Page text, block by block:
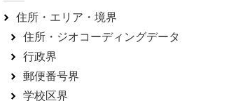
住所・エリア・境界
住所・ジオコーディングデータ
行政界
郵便番号界
学校区界